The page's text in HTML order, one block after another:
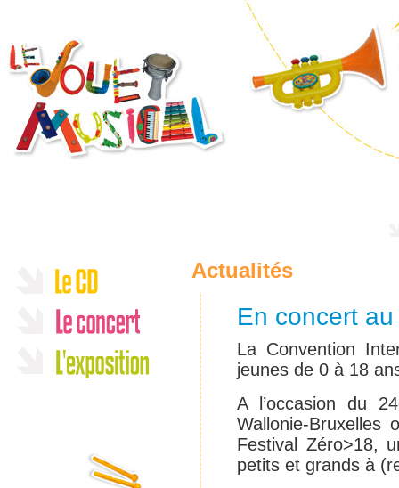
Actualités
En concert
La Convention
jeunes de 0 à 18
A l’occasion du
Wallonie-
Festival Zéro>18,
petits et grands à